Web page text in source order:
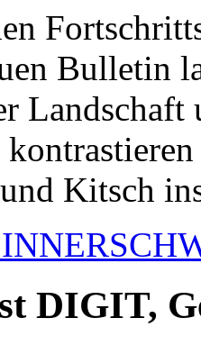
Bulletin
Kitsch
DIGIT,